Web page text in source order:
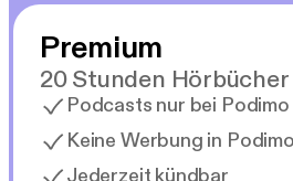
Premium
20 Stunden Hörbücher
Podcasts nur bei Podimo
Keine Werbung in